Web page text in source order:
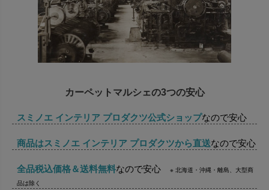
カーペットマルシェの3つの安心
スミノエ インテリア プロダクツ公式ショップなので安心
商品はスミノエ インテリア プロダクツから直送なので安心
全品税込価格＆送料無料なので安心
※ 北海道・沖縄・離島、大型商
品は除く